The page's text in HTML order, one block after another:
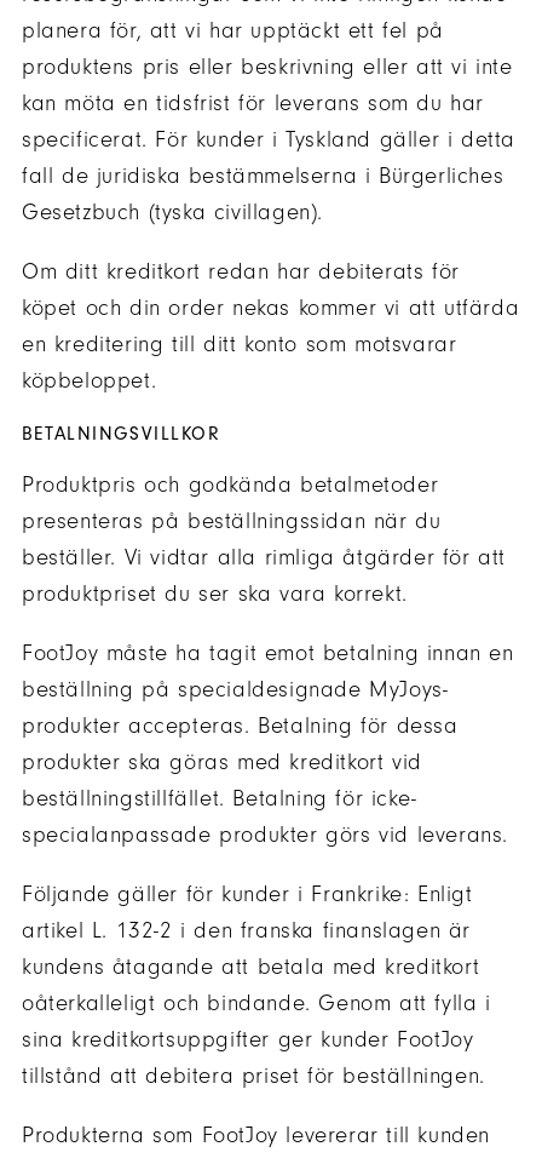
planera för, att vi har upptäckt ett fel på
produktens pris eller beskrivning eller att vi inte
kan möta en tidsfrist för leverans som du har
specificerat. För kunder i Tyskland gäller i detta
fall de juridiska bestämmelserna i Bürgerliches
Gesetzbuch (tyska civillagen).
Om ditt kreditkort redan har debiterats för
köpet och din order nekas kommer vi att utfärda
en kreditering till ditt konto som motsvarar
köpbeloppet.
BETALNINGSVILLKOR
Produktpris och godkända betalmetoder
presenteras på beställningssidan när du
beställer. Vi vidtar alla rimliga åtgärder för att
produktpriset du ser ska vara korrekt.
FootJoy måste ha tagit emot betalning innan en
beställning på specialdesignade MyJoys-
produkter accepteras. Betalning för dessa
produkter ska göras med kreditkort vid
beställningstillfället. Betalning för icke-
specialanpassade produkter görs vid leverans.
Följande gäller för kunder i Frankrike: Enligt
artikel L. 132-2 i den franska finanslagen är
kundens åtagande att betala med kreditkort
oåterkalleligt och bindande. Genom att fylla i
sina kreditkortsuppgifter ger kunder FootJoy
tillstånd att debitera priset för beställningen.
Produkterna som FootJoy levererar till kunden